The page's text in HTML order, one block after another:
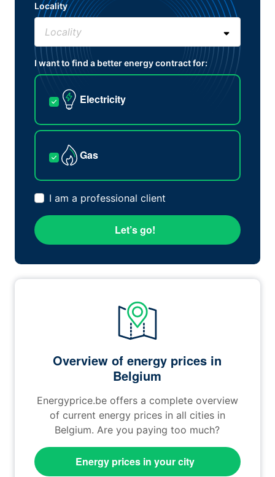
Locality
I want to find a better energy contract for:
Electricity
Gas
I am a professional client
Let’s go!
Overview of energy prices in
Belgium
Energyprice.be offers a complete overview
of current energy prices in all cities in
Belgium. Are you paying too much?
Energy prices in your city